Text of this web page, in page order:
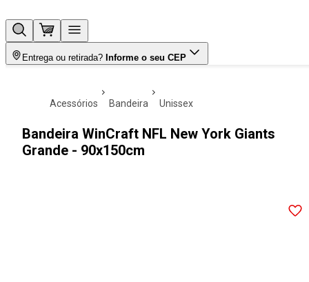
Entrega ou retirada? Informe o seu CEP
acessórios bandeira unissex
Bandeira WinCraft NFL New York Giants
Grande - 90x150cm